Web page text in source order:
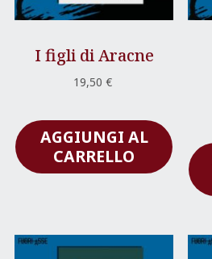
I figli di Aracne
19,50€
AGGIUNGI AL
CARRELLO